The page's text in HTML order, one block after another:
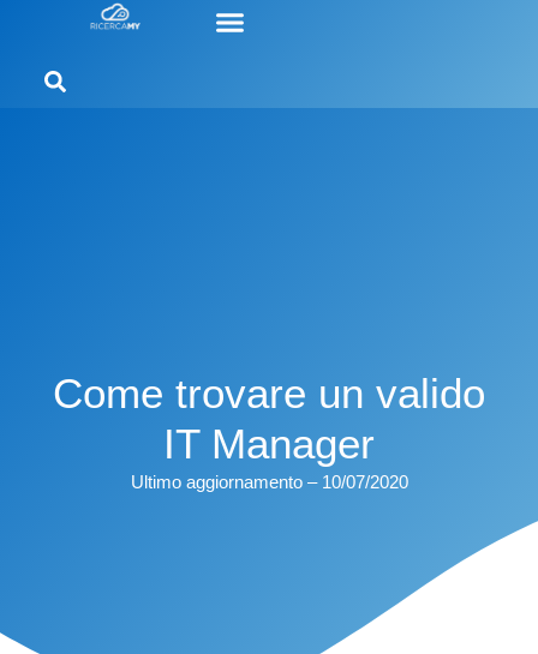
Come trovare un valido
IT Manager
Ultimo aggiornamento – 10/07/2020